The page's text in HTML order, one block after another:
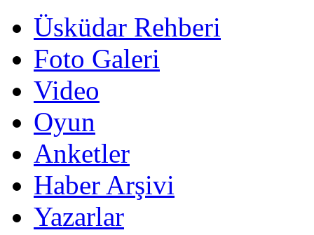
Üsküdar Rehberi
Foto Galeri
Video
Oyun
Anketler
Haber Arşivi
Yazarlar